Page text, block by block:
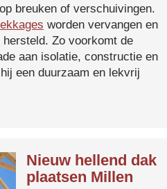
breuken of verschuivingen.
worden vervangen en
Zo voorkomt de
aan isolatie, constructie en
een duurzaam en lekvrij
Nieuw hellend dak
plaatsen Millen